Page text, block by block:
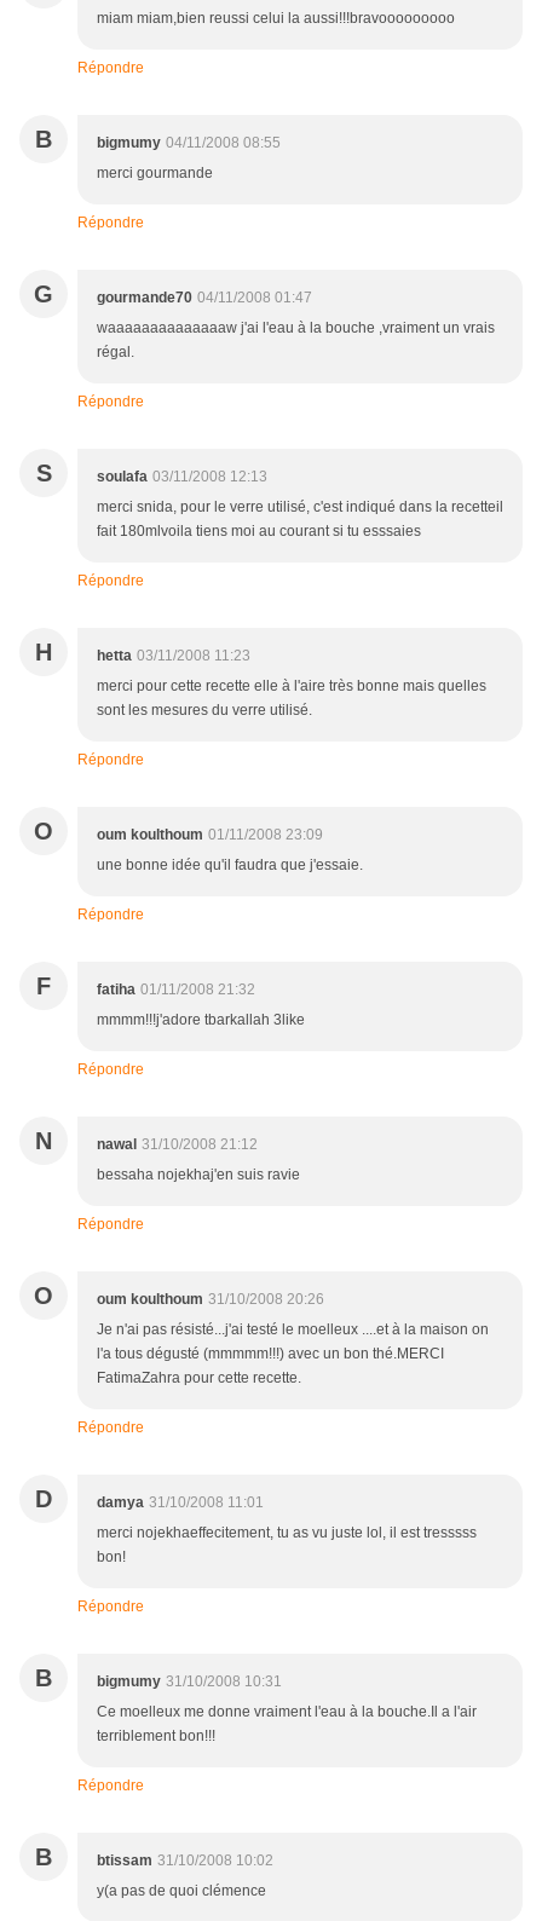
miam miam,bien reussi celui la aussi!!!bravooooooooo
Répondre
B bigmumy 04/11/2008 08:55
merci gourmande
Répondre
G gourmande70 04/11/2008 01:47
waaaaaaaaaaaaaaw j'ai l'eau à la bouche ,vraiment un vrais
régal.
Répondre
S soulafa 03/11/2008 12:13
merci snida, pour le verre utilisé, c'est indiqué dans la recetteil
fait 180mlvoila tiens moi au courant si tu esssaies
Répondre
H hetta 03/11/2008 11:23
merci pour cette recette elle à l'aire très bonne mais quelles
sont les mesures du verre utilisé.
Répondre
O oum koulthoum 01/11/2008 23:09
une bonne idée qu'il faudra que j'essaie.
Répondre
F fatiha 01/11/2008 21:32
mmmm!!!j'adore tbarkallah 3like
Répondre
N nawal 31/10/2008 21:12
bessaha nojekhaj'en suis ravie
Répondre
O oum koulthoum 31/10/2008 20:26
Je n'ai pas résisté...j'ai testé le moelleux ....et à la maison on
l'a tous dégusté (mmmmm!!!) avec un bon thé.MERCI
FatimaZahra pour cette recette.
Répondre
D damya 31/10/2008 11:01
merci nojekhaeffecitement, tu as vu juste lol, il est tresssss
bon!
Répondre
B bigmumy 31/10/2008 10:31
Ce moelleux me donne vraiment l'eau à la bouche.Il a l'air
terriblement bon!!!
Répondre
B btissam 31/10/2008 10:02
y(a pas de quoi clémence